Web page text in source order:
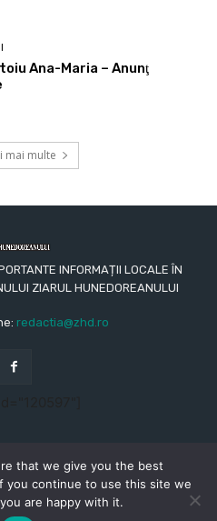
Ana-Maria – Anunţ
mai multe
INFORMAȚII LOCALE ÎN
ZIARUL HUNEDOREANULUI
redactia@zhd.ro
Hunedoreanului
that we give you the best
you continue to use this site we
are happy with it.